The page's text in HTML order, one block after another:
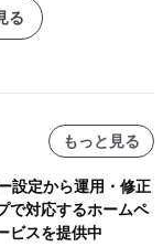
の脅威」を可視化～
る
もっと見る
設定から運用・修正
で対応するホームペ
ビスを提供中